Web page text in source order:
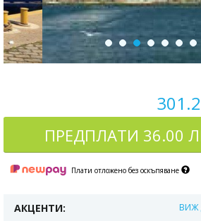
ПРЕДПЛАТИ 36.00
Плати отложено без оскъпяване
АКЦЕНТИ: ВИЖ